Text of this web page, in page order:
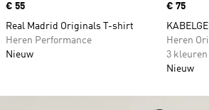
Price
€ 55
Real Madrid Originals T-shirt
Heren Performance
Nieuw
Price
€ 75
Heren
3 kleuren
Nieuw